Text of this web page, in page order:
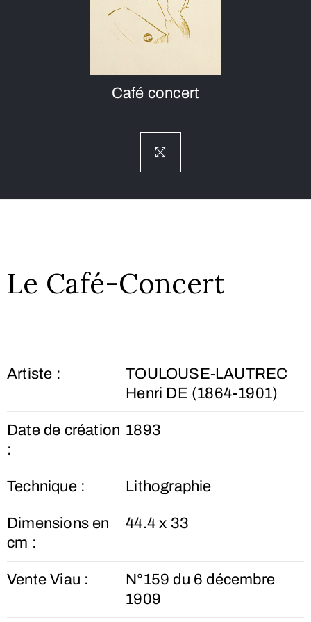
Café concert
Le Café-Concert
Artiste :
TOULOUSE-LAUTREC
Henri DE (1864-1901)
Date de création
:
1893
Technique : Lithographie
Dimensions en
cm :
44.4 x 33
Vente Viau :
N°159 du 6 décembre
1909